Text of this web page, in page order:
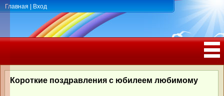
Главная Вход
РОЖДЕНИЯ, ЮБИЛЕЕМ
Короткие поздравления с юбилеем любимому